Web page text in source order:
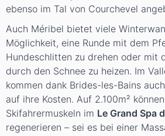
ebenso im Tal von Courchevel
Auch Méribel bietet viele
Möglichkeit, eine Runde mit dem
Hundeschlitten zu drehen oder mit
durch den Schnee zu heizen. Im
kommen dank Brides-les-Bains
auf ihre Kosten. Auf 2.100m²
Skifahrermuskeln im Le Grand Spa
regenerieren – sei es bei einer